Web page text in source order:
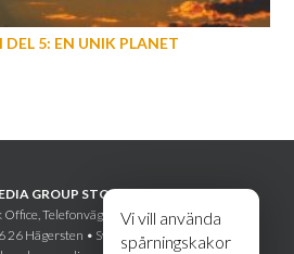
Vi vill använda
spårningskakor
5: EN UNIK PLANET
GROUP STOCKHOLM AB
Office, Telefonvägen 30
26 Hägersten • Sweden